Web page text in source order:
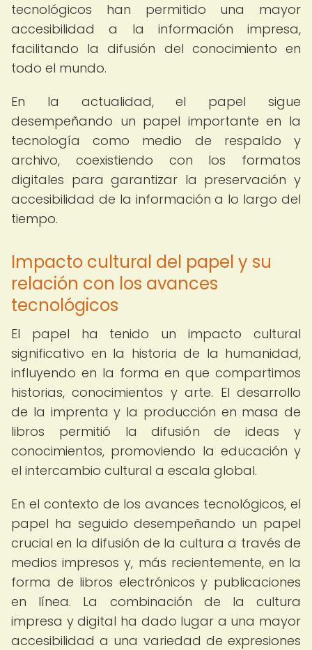
tecnológicos han permitido una mayor
accesibilidad a la información impresa,
facilitando la difusión del conocimiento en
todo el mundo.
En la actualidad, el papel sigue
desempeñando un papel importante en la
tecnología como medio de respaldo y
archivo, coexistiendo con los formatos
digitales para garantizar la preservación y
accesibilidad de la información a lo largo del
tiempo.
Impacto cultural del papel y su
relación con los avances
tecnológicos
El papel ha tenido un impacto cultural
significativo en la historia de la humanidad,
influyendo en la forma en que compartimos
historias, conocimientos y arte. El desarrollo
de la imprenta y la producción en masa de
libros permitió la difusión de ideas y
conocimientos, promoviendo la educación y
el intercambio cultural a escala global.
En el contexto de los avances tecnológicos, el
papel ha seguido desempeñando un papel
crucial en la difusión de la cultura a través de
medios impresos y, más recientemente, en la
forma de libros electrónicos y publicaciones
en línea. La combinación de la cultura
impresa y digital ha dado lugar a una mayor
accesibilidad a una variedad de expresiones